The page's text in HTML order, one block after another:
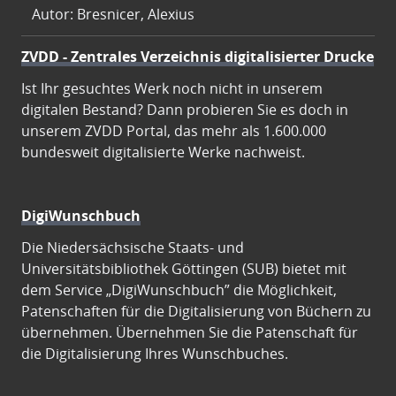
Autor: Bresnicer, Alexius
ZVDD - Zentrales Verzeichnis digitalisierter Drucke
Ist Ihr gesuchtes Werk noch nicht in unserem
digitalen Bestand? Dann probieren Sie es doch in
unserem ZVDD Portal, das mehr als 1.600.000
bundesweit digitalisierte Werke nachweist.
DigiWunschbuch
Die Niedersächsische Staats- und
Universitätsbibliothek Göttingen (SUB) bietet mit
dem Service „DigiWunschbuch” die Möglichkeit,
Patenschaften für die Digitalisierung von Büchern zu
übernehmen. Übernehmen Sie die Patenschaft für
die Digitalisierung Ihres Wunschbuches.